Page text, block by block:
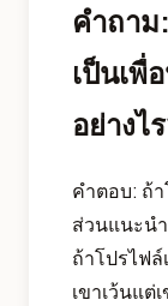
คำถาม
เป็นเพื่
อย่างไ
คำตอบ: ถ้
ส่วนแนะน
ถ้าโปรไฟ
เขาเว้นแ